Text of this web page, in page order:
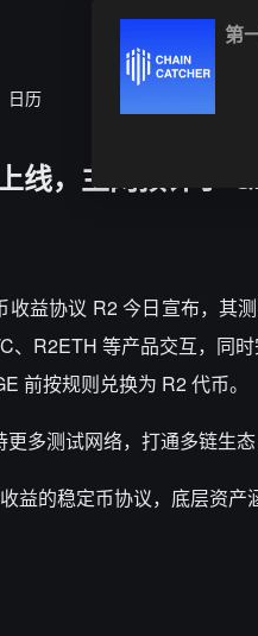
日历
BNB
线，主网预计于
收益协议 R2 今日宣布，其
、R2ETH 等产品交互，同
前按规则兑换为 R2 代币。
多测试网络，打通多链生
益的稳定币协议，底层资
第